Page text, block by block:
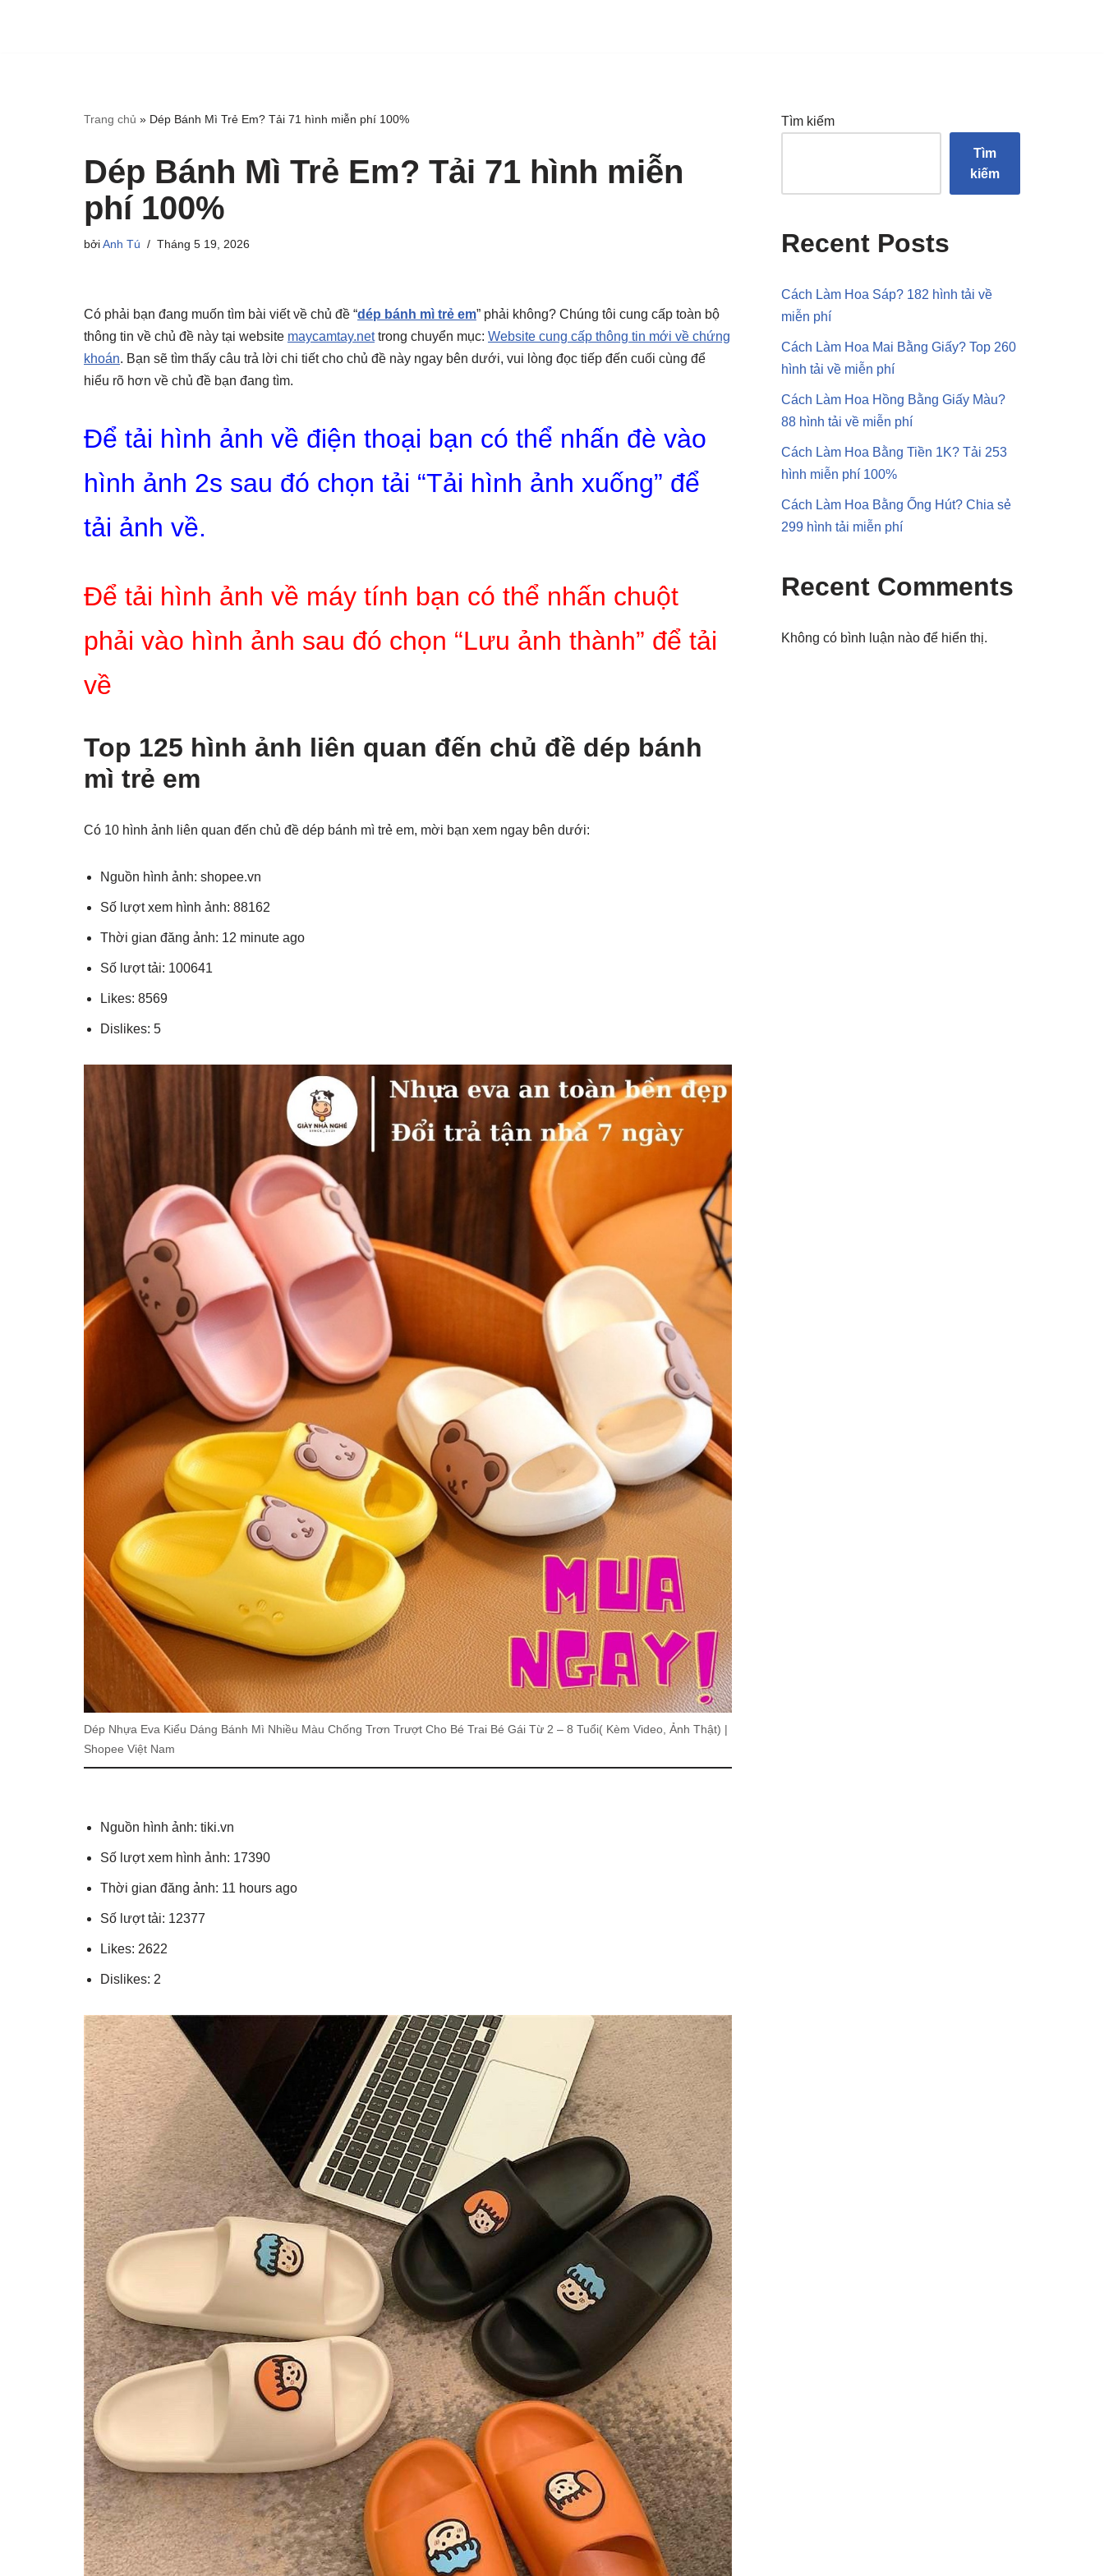
Trang chủ » Dép Bánh Mì Trẻ Em? Tải 71 hình miễn phí 100%
Dép Bánh Mì Trẻ Em? Tải 71 hình miễn
phí 100%
bởiAnh Tú Tháng 5 19, 2026
Có phải bạn đang muốn tìm bài viết về chủ đề “dép bánh mì trẻ em” phải không? Chúng tôi cung cấp toàn bộ
thông tin về chủ đề này tại website maycamtay.nettrong chuyển mục: Website cung cấp thông tin mới về chứng
khoán. Bạn sẽ tìm thấy câu trả lời chi tiết cho chủ đề này ngay bên dưới, vui lòng đọc tiếp đến cuối cùng để
hiểu rõ hơn về chủ đề bạn đang tìm.
Để tải hình ảnh về điện thoại bạn có thể nhấn đè vào
hình ảnh 2s sau đó chọn tải “Tải hình ảnh xuống” để
tải ảnh về.
Để tải hình ảnh về máy tính bạn có thể nhấn chuột
phải vào hình ảnh sau đó chọn “Lưu ảnh thành” để tải
về
Top 125 hình ảnh liên quan đến chủ đề dép bánh
mì trẻ em
Có 10 hình ảnh liên quan đến chủ đề dép bánh mì trẻ em, mời bạn xem ngay bên dưới:
Nguồn hình ảnh: shopee.vn
Số lượt xem hình ảnh: 88162
Thời gian đăng ảnh: 12 minute ago
Số lượt tải: 100641
Likes: 8569
Dislikes: 5
Dép Nhựa Eva Kiểu Dáng Bánh Mì Nhiều Màu Chống Trơn Trượt Cho Bé Trai Bé Gái Từ 2 – 8 Tuổi( Kèm Video, Ảnh Thật) |
Shopee Việt Nam
Nguồn hình ảnh: tiki.vn
Số lượt xem hình ảnh: 17390
Thời gian đăng ảnh: 11 hours ago
Số lượt tải: 12377
Likes: 2622
Dislikes: 2
Tìm kiếm
Tìm
kiếm
Recent Posts
Cách Làm Hoa Sáp? 182 hình tải về
miễn phí
Cách Làm Hoa Mai Bằng Giấy? Top 260
hình tải về miễn phí
Cách Làm Hoa Hồng Bằng Giấy Màu?
88 hình tải về miễn phí
Cách Làm Hoa Bằng Tiền 1K? Tải 253
hình miễn phí 100%
Cách Làm Hoa Bằng Ống Hút? Chia sẻ
299 hình tải miễn phí
Recent Comments
Không có bình luận nào để hiển thị.